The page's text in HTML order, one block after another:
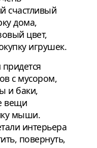
счастливый
дома,
цвет,
игрушек.
с мусором,
и баки,
вещи
мыши.
интерьера
повернуть,